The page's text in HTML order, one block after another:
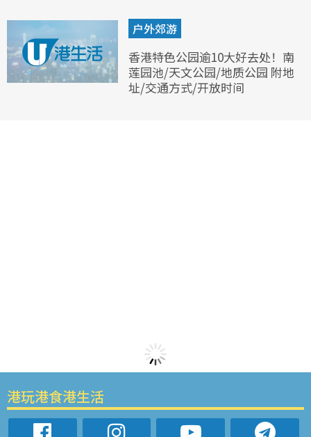
户外郊游
香港特色公园逾10大好去处！南
莲园池/天文公园/地质公园 附地
址/交通方式/开放时间
港玩港食港生活